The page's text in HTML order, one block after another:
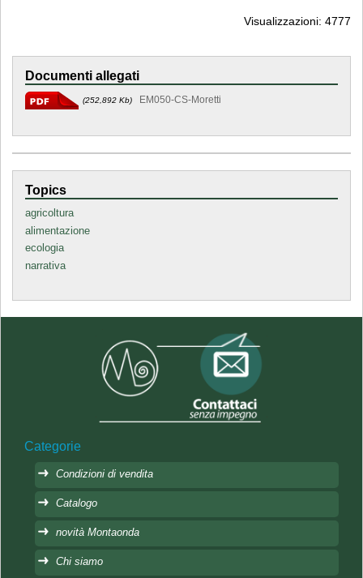
Visualizzazioni: 4777
Documenti allegati
(252,892 Kb) EM050-CS-Moretti
Topics
agricoltura
alimentazione
ecologia
narrativa
Categorie
Condizioni di vendita
Catalogo
novità Montaonda
Chi siamo